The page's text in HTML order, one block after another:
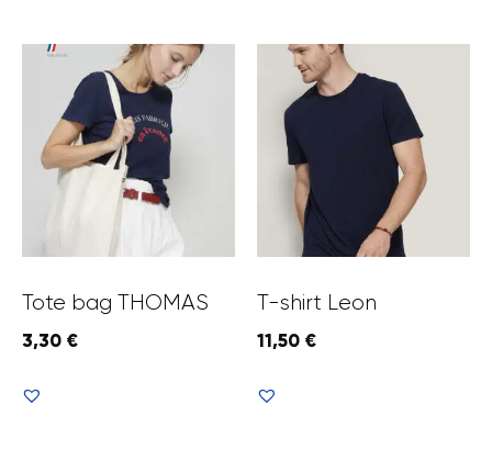
Tote bag THOMAS
3,30 €
T-shirt Leon
11,50 €